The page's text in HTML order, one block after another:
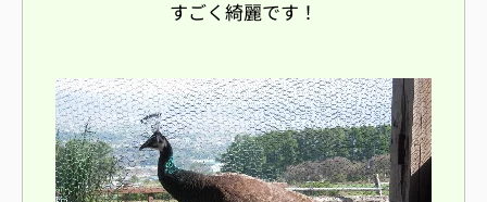
すごく綺麗です！